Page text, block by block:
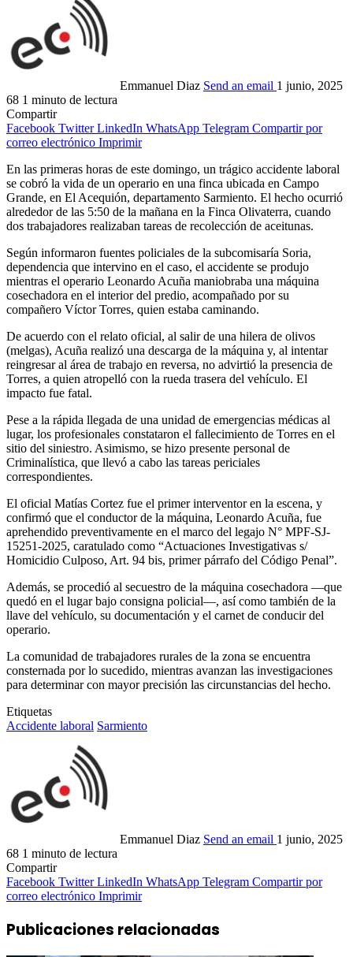
Emmanuel Diaz Send an email 1 junio, 2025
68 1 minuto de lectura
Compartir
Facebook Twitter LinkedIn WhatsApp Telegram Compartir por
correo electrónico Imprimir
En las primeras horas de este domingo, un trágico accidente laboral
se cobró la vida de un operario en una finca ubicada en Campo
Grande, en El Acequión, departamento Sarmiento. El hecho ocurrió
alrededor de las 5:50 de la mañana en la Finca Olivaterra, cuando
dos trabajadores realizaban tareas de recolección de aceitunas.
Según informaron fuentes policiales de la subcomisaría Soria,
dependencia que intervino en el caso, el accidente se produjo
mientras el operario Leonardo Acuña maniobraba una máquina
cosechadora en el interior del predio, acompañado por su
compañero Víctor Torres, quien estaba caminando.
De acuerdo con el relato oficial, al salir de una hilera de olivos
(melgas), Acuña realizó una descarga de la máquina y, al intentar
reingresar al área de trabajo en reversa, no advirtió la presencia de
Torres, a quien atropelló con la rueda trasera del vehículo. El
impacto fue fatal.
Pese a la rápida llegada de una unidad de emergencias médicas al
lugar, los profesionales constataron el fallecimiento de Torres en el
sitio del siniestro. Asimismo, se hizo presente personal de
Criminalística, que llevó a cabo las tareas periciales
correspondientes.
El oficial Matías Cortez fue el primer interventor en la escena, y
confirmó que el conductor de la máquina, Leonardo Acuña, fue
aprehendido preventivamente en el marco del legajo N° MPF-SJ-
15251-2025, caratulado como “Actuaciones Investigativas s/
Homicidio Culposo, Art. 94 bis, primer párrafo del Código Penal”.
Además, se procedió al secuestro de la máquina cosechadora —que
quedó en el lugar bajo consigna policial—, así como también de la
llave del vehículo, su documentación y el carnet de conducir del
operario.
La comunidad de trabajadores rurales de la zona se encuentra
consternada por lo sucedido, mientras avanzan las investigaciones
para determinar con mayor precisión las circunstancias del hecho.
Etiquetas
Accidente laboral Sarmiento
Emmanuel Diaz Send an email 1 junio, 2025
68 1 minuto de lectura
Compartir
Facebook Twitter LinkedIn WhatsApp Telegram Compartir por
correo electrónico Imprimir
Publicaciones relacionadas